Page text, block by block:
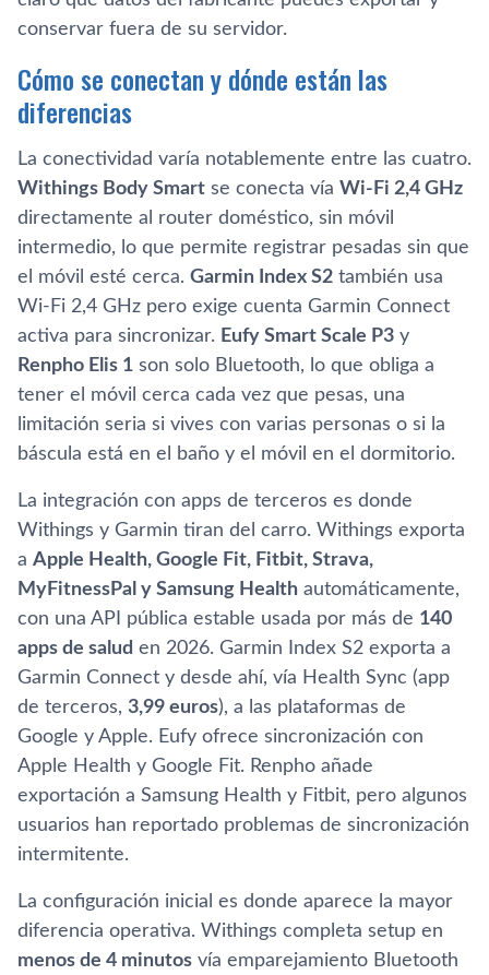
conservar fuera de su servidor.
Cómo se conectan y dónde están las
diferencias
La conectividad varía notablemente entre las cuatro.
Withings Body Smart se conecta vía Wi-Fi 2,4 GHz
directamente al router doméstico, sin móvil
intermedio, lo que permite registrar pesadas sin que
el móvil esté cerca. Garmin Index S2 también usa
Wi-Fi 2,4 GHz pero exige cuenta Garmin Connect
activa para sincronizar. Eufy Smart Scale P3 y
Renpho Elis 1 son solo Bluetooth, lo que obliga a
tener el móvil cerca cada vez que pesas, una
limitación seria si vives con varias personas o si la
báscula está en el baño y el móvil en el dormitorio.
La integración con apps de terceros es donde
Withings y Garmin tiran del carro. Withings exporta
a Apple Health, Google Fit, Fitbit, Strava,
MyFitnessPal y Samsung Health automáticamente,
con una API pública estable usada por más de 140
apps de salud en 2026. Garmin Index S2 exporta a
Garmin Connect y desde ahí, vía Health Sync (app
de terceros, 3,99 euros), a las plataformas de
Google y Apple. Eufy ofrece sincronización con
Apple Health y Google Fit. Renpho añade
exportación a Samsung Health y Fitbit, pero algunos
usuarios han reportado problemas de sincronización
intermitente.
La configuración inicial es donde aparece la mayor
diferencia operativa. Withings completa setup en
menos de 4 minutos vía emparejamiento Bluetooth